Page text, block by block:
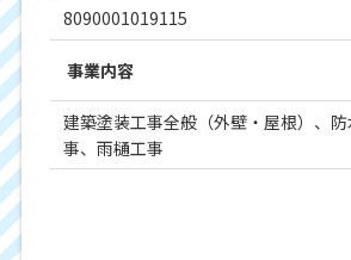
8090001019115
事業内容
建築塗装工事全般（外壁・屋根）、
事、雨樋工事